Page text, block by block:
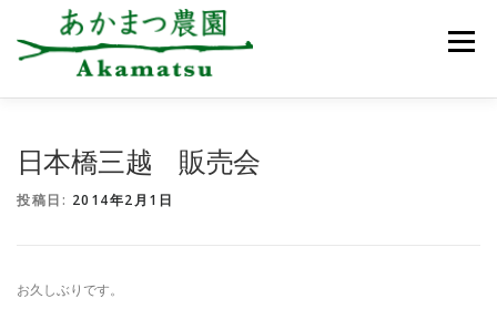
ツ
メニュー
あかまつ農園について お知らせ
日本橋三越 販売会
投稿日: 2014年2月1日
お久しぶりです。